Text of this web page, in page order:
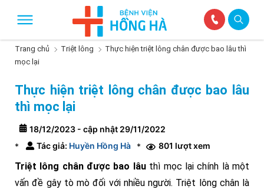
Trang chủ Triệt lông
Thực hiện triệt lông chân được bao lâu thì
mọc lại
Thực hiện triệt lông chân được bao lâu
thì mọc lại
18/12/2023 - cập nhật 29/11/2022
*
Tác giả: Huyền Hồng Hà * 801 lượt xem
Triệt lông chân được bao lâuthì mọc lại chính là một
vấn đề gây tò mò đối với nhiều người. Triệt lông chân là